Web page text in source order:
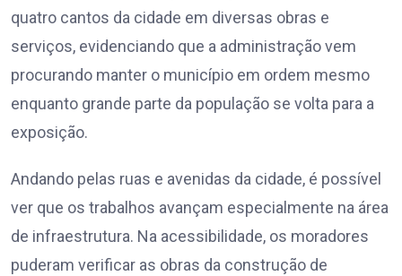
quatro cantos da cidade em diversas obras e
serviços, evidenciando que a administração vem
procurando manter o município em ordem mesmo
enquanto grande parte da população se volta para a
exposição.
Andando pelas ruas e avenidas da cidade, é possível
ver que os trabalhos avançam especialmente na área
de infraestrutura. Na acessibilidade, os moradores
puderam verificar as obras da construção de